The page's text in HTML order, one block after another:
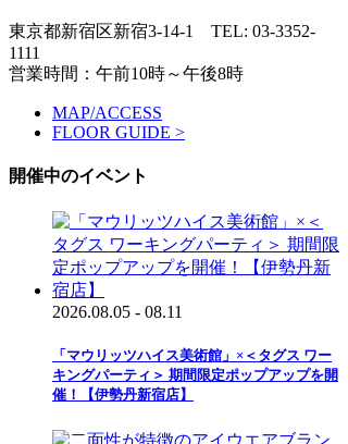
東京都新宿区新宿3-14-1 TEL: 03-3352-
1111
営業時間：午前10時～午後8時
MAP/ACCESS
FLOOR GUIDE >
開催中のイベント
2026.08.05 - 08.11
「マウリッツハイス美術館」×＜タグス ワー
キングパーティ＞ 期間限定ポップアップを開
催！【伊勢丹新宿店】